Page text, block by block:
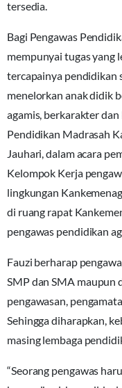
tersedia.
Bagi Pengawas
mempunyai tugas yang
tercapainya pendidikan
menelorkan anak didik
agamis, berkarakter
Pendidikan Madrasah
Jauhari, dalam acara
Kelompok Kerja
lingkungan
di ruang rapat
pengawas pendidikan
Fauzi berharap
SMP dan SMA maupun
pengawasan,
Sehingga diharapkan,
masing lembaga
“Seorang pengawas